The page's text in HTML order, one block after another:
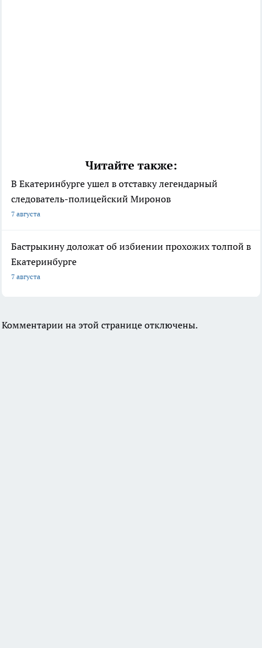
Читайте также:
В Екатеринбурге ушел в отставку легендарный
следователь-полицейский Миронов
7 августа
Бастрыкину доложат об избиении прохожих толпой в
Екатеринбурге
7 августа
Комментарии на этой странице отключены.